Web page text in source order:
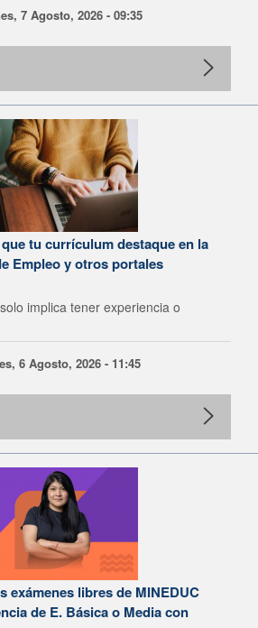
7 Agosto, 2026 - 09:35
tu currículum destaque en la
Empleo y otros portales
implica tener experiencia o
6 Agosto, 2026 - 11:45
exámenes libres de MINEDUC
de E. Básica o Media con